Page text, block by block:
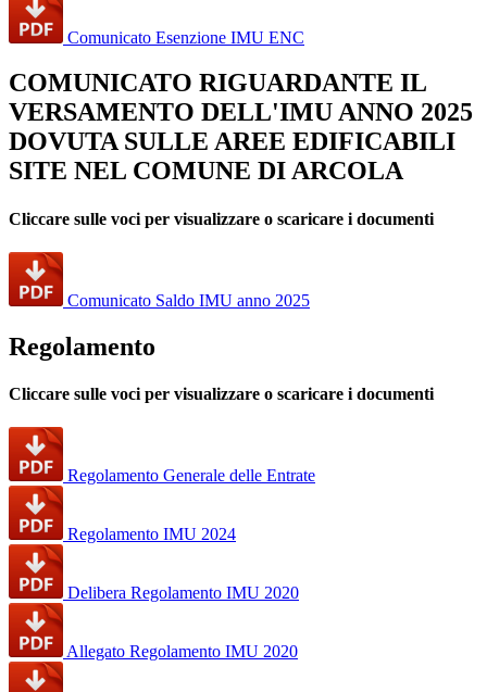
Comunicato Esenzione IMU ENC
COMUNICATO RIGUARDANTE IL
VERSAMENTO DELL'IMU ANNO 2025
DOVUTA SULLE AREE EDIFICABILI
SITE NEL COMUNE DI ARCOLA
Cliccare sulle voci per visualizzare o scaricare i documenti
Comunicato Saldo IMU anno 2025
Regolamento
Cliccare sulle voci per visualizzare o scaricare i documenti
Regolamento Generale delle Entrate
Regolamento IMU 2024
Delibera Regolamento IMU 2020
Allegato Regolamento IMU 2020